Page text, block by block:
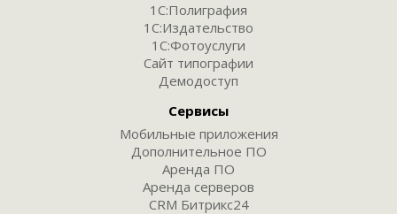
1С:Полиграфия
1С:Издательство
1С:Фотоуслуги
Сайт типографии
Демодоступ
Сервисы
Мобильные приложения
Дополнительное ПО
Аренда ПО
Аренда серверов
CRM Битрикс24